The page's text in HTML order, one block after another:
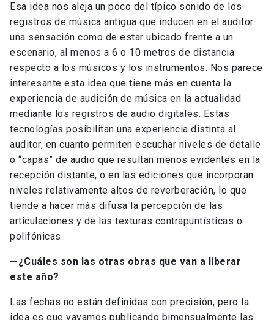
Esa idea nos aleja un poco del típico sonido de los
registros de música antigua que inducen en el auditor
una sensación como de estar ubicado frente a un
escenario, al menos a 6 o 10 metros de distancia
respecto a los músicos y los instrumentos. Nos parece
interesante esta idea que tiene más en cuenta la
experiencia de audición de música en la actualidad
mediante los registros de audio digitales. Estas
tecnologías posibilitan una experiencia distinta al
auditor, en cuanto permiten escuchar niveles de detalle
o “capas” de audio que resultan menos evidentes en la
recepción distante, o en las ediciones que incorporan
niveles relativamente altos de reverberación, lo que
tiende a hacer más difusa la percepción de las
articulaciones y de las texturas contrapuntísticas o
polifónicas.
—¿Cuáles son las otras obras que van a liberar
este año?
Las fechas no están definidas con precisión, pero la
idea es que vayamos publicando bimensualmente las